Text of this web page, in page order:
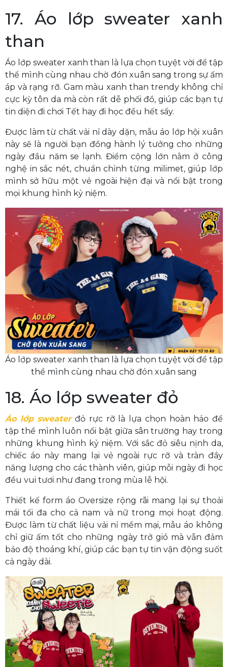
17. Áo lớp sweater xanh
than
Áo lớp sweater xanh than là lựa chọn tuyệt vời để tập
thể mình cùng nhau chờ đón xuân sang trong sự ấm
áp và rạng rỡ. Gam màu xanh than trendy không chỉ
cực kỳ tôn da mà còn rất dễ phối đồ, giúp các bạn tự
tin diện đi chơi Tết hay đi học đều hết sẩy.
Được làm từ chất vải nỉ dày dặn, mẫu áo lớp hội xuân
này sẽ là người bạn đồng hành lý tưởng cho những
ngày đầu năm se lạnh. Điểm cộng lớn nằm ở công
nghệ in sắc nét, chuẩn chỉnh từng milimet, giúp lớp
mình sở hữu một vẻ ngoài hiện đại và nổi bật trong
mọi khung hình kỷ niệm.
Áo lớp sweater xanh than là lựa chọn tuyệt vời để tập
thể mình cùng nhau chờ đón xuân sang
18. Áo lớp sweater đỏ
Áo lớp sweaterđỏ rực rỡ là lựa chọn hoàn hảo để
tập thể mình luôn nổi bật giữa sân trường hay trong
những khung hình kỷ niệm. Với sắc đỏ siêu nịnh da,
chiếc áo này mang lại vẻ ngoài rực rỡ và tràn đầy
năng lượng cho các thành viên, giúp mỗi ngày đi học
đều vui tươi như đang trong mùa lễ hội.
Thiết kế form áo Oversize rộng rãi mang lại sự thoải
mái tối đa cho cả nam và nữ trong mọi hoạt động.
Được làm từ chất liệu vải nỉ mềm mại, mẫu áo không
chỉ giữ ấm tốt cho những ngày trở gió mà vẫn đảm
bảo độ thoáng khí, giúp các bạn tự tin vận động suốt
cả ngày dài.